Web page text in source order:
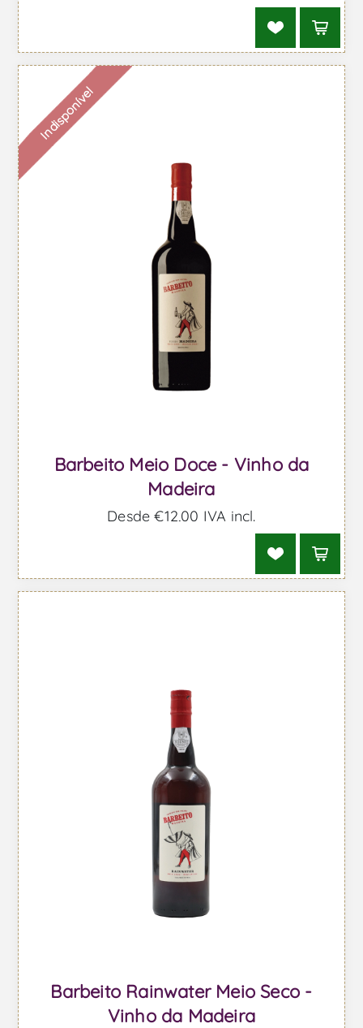
Indisponível
Barbeito Meio Doce - Vinho da
Madeira
Desde €12,00 IVA incl.
Barbeito Rainwater Meio Seco -
Vinho da Madeira